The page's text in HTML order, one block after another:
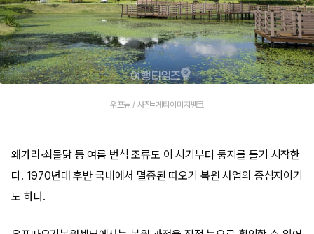
우포늪 / 사진=게티이미지뱅크
왜가리·쇠물닭 등 여름 번식 조류도 이 시기부터 둥지를 틀기 시작한
다. 1970년대 후반 국내에서 멸종된 따오기 복원 사업의 중심지이기
도 하다.